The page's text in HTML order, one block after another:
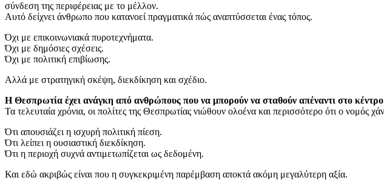
σύνδεση της περιφέρειας με το μέλλον.
Αυτό δείχνει άνθρωπο που κατανοεί πραγματικά πώς αναπτύσσεται ένας τόπος.
Όχι με επικοινωνιακά πυροτεχνήματα.
Όχι με δημόσιες σχέσεις.
Όχι με πολιτική επιβίωσης.
Αλλά με στρατηγική σκέψη, διεκδίκηση και σχέδιο.
Η Θεσπρωτία έχει ανάγκη από ανθρώπους που να μπορούν να σταθούν απέναντι στο κέντρο
Τα τελευταία χρόνια, οι πολίτες της Θεσπρωτίας νιώθουν ολοένα και περισσότερο ότι ο νομός
Ότι απουσιάζει η ισχυρή πολιτική πίεση.
Ότι λείπει η ουσιαστική διεκδίκηση.
Ότι η περιοχή συχνά αντιμετωπίζεται ως δεδομένη.
Και εδώ ακριβώς είναι που η συγκεκριμένη παρέμβαση αποκτά ακόμη μεγαλύτερη αξία.